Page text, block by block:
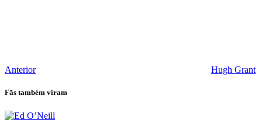
Anterior Hugh Grant
Fãs também viram